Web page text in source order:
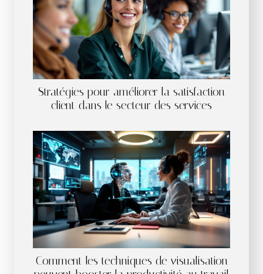
Stratégies pour améliorer la satisfaction
client dans le secteur des services
Comment les techniques de visualisation